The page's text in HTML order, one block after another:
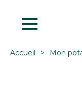
Accueil Mon